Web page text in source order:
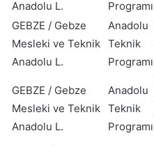
Anadolu L.
Programı
GEBZE / Gebze
Mesleki ve Teknik
Anadolu L.
Anadolu
Teknik
Programı
GEBZE / Gebze
Mesleki ve Teknik
Anadolu L.
Anadolu
Teknik
Programı